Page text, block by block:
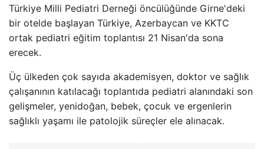
Türkiye Milli Pediatri Derneği öncülüğünde Girne'deki
bir otelde başlayan Türkiye, Azerbaycan ve KKTC
ortak pediatri eğitim toplantısı 21 Nisan'da sona
erecek.
Üç ülkeden çok sayıda akademisyen, doktor ve sağlık
çalışanının katılacağı toplantıda pediatri alanındaki son
gelişmeler, yenidoğan, bebek, çocuk ve ergenlerin
sağlıklı yaşamı ile patolojik süreçler ele alınacak.